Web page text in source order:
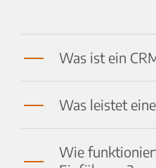
Was ist ein
Was leistet
Wie